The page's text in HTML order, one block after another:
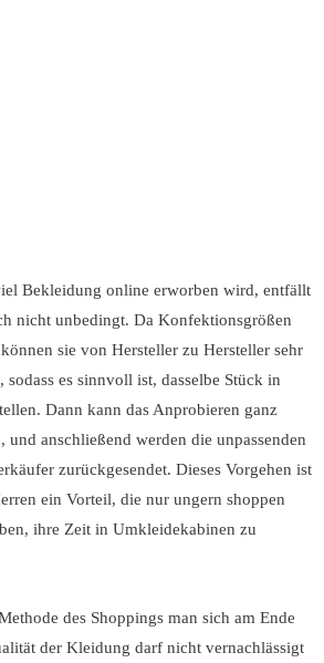
Bekleidung online erworben wird, entfällt
nicht unbedingt. Da Konfektionsgrößen
sie von Hersteller zu Hersteller sehr
es sinnvoll ist, dasselbe Stück in
Dann kann das Anprobieren ganz
und anschließend werden die unpassenden
zurückgesendet. Dieses Vorgehen ist
ein Vorteil, die nur ungern shoppen
ihre Zeit in Umkleidekabinen zu
des Shoppings man sich am Ende
der Kleidung darf nicht vernachlässigt